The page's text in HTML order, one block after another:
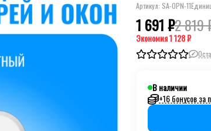
Артикул: SA-OPN-11
1 691 ₽2 819
Экономия1 128 ₽
В наличии
+16 бонусов за